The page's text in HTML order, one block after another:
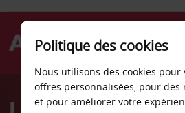
Avis
Politique des cookies
Nous utilisons des cookies pour
offres personnalisées, pour des
et pour améliorer votre